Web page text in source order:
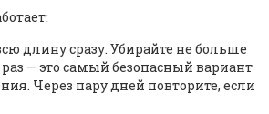
длину сразу. Убирайте не больше
— это самый безопасный вариант
Через пару дней повторите, если